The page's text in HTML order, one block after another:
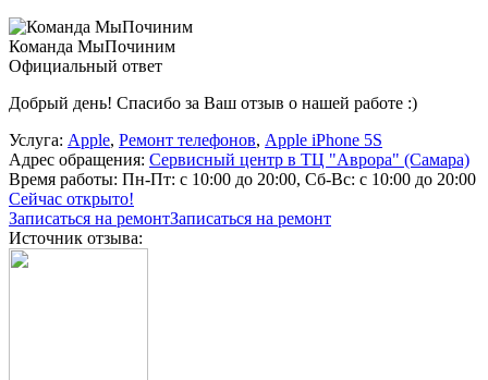
Команда МыПочиним
Официальный ответ
Добрый день! Спасибо за Ваш отзыв о нашей работе :)
Услуга: Apple, Ремонт телефонов, Apple iPhone 5S
Адрес обращения: Сервисный центр в ТЦ "Аврора" (Самара)
Время работы: Пн-Пт: с 10:00 до 20:00, Сб-Вс: с 10:00 до 20:00
Сейчас открыто!
Записаться на ремонтЗаписаться на ремонт
Источник отзыва: